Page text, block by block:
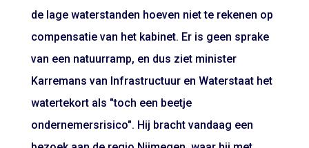
de lage waterstanden hoeven niet te rekenen op
compensatie van het kabinet. Er is geen sprake
van een natuurramp, en dus ziet minister
Karremans van Infrastructuur en Waterstaat het
watertekort als "toch een beetje
ondernemersrisico". Hij bracht vandaag een